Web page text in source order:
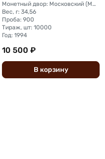
Монетный двор: Московский (ММД)
Вес, г: 34,56
Проба: 900
Тираж, шт: 10000
Год: 1994
10 500 ₽
В корзину